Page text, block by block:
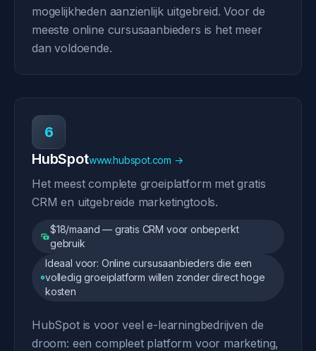
mogelijkheden aanzienlijk uitgebreid. Voor de
meeste online cursusaanbieders is het meer
dan voldoende.
6
HubSpotwww.hubspot.com →
Het meest complete groeiplatform met gratis
CRM en uitgebreide marketingtools.
$18/maand — gratis CRM voor onbeperkt
gebruik
Ideaal voor: Online cursusaanbieders die een
volledig groeiplatform willen zonder direct hoge
kosten
HubSpot is voor veel e-learningbedrijven de
droom: een compleet platform voor marketing,